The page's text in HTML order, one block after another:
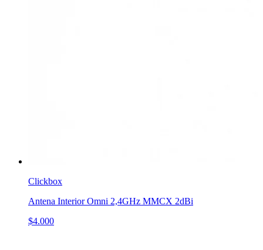
Clickbox
Antena Interior Omni 2,4GHz MMCX 2dBi
$4.000